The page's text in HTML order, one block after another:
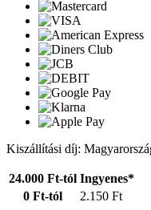
Kiszállítási díj:
24.000 Ft-tól Ingyenes*
0 Ft-tól
2.150 Ft